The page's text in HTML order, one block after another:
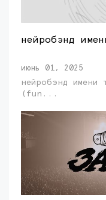
нейробэнд
июнь 01, 2025
нейробэнд
(fun...